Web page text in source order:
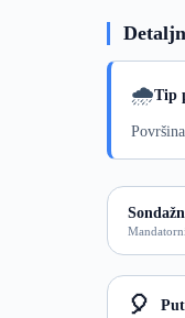
🌧️Tip
🎈